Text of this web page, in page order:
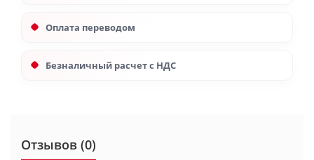
Оплата переводом
Безналичный расчет с НДС
Отзывов (0)